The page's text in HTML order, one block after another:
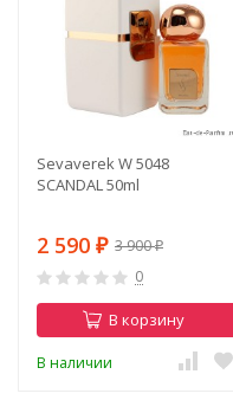
Sevaverek W 5048
SCANDAL 50ml
2 590 ₽ 3 900₽
0
В корзину
В наличии